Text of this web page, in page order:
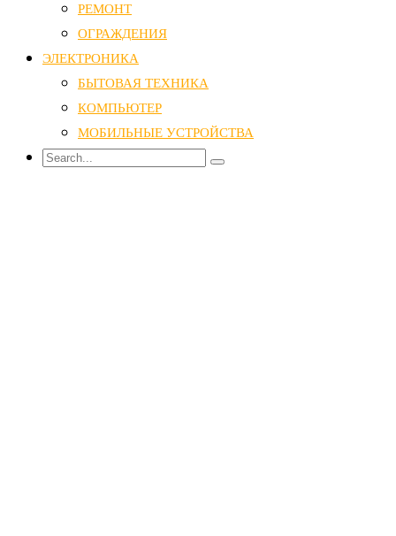
РЕМОНТ
ОГРАЖДЕНИЯ
ЭЛЕКТРОНИКА
БЫТОВАЯ ТЕХНИКА
КОМПЬЮТЕР
МОБИЛЬНЫЕ УСТРОЙСТВА